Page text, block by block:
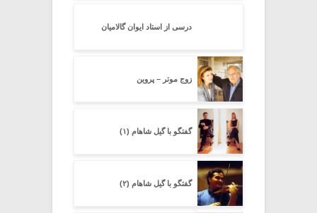
درسی از استاد ایوان گالامیان
زوج موتر – پروین
گفتگو با گیل شاهام (۱)
گفتگو با گیل شاهام (۲)